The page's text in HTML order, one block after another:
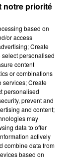
FERME
ville
de
notre priorité
based on
or access
Create
personalised
content
or combinations
services; Create
personalised
prevent and
and content;
may
data to offer
actively
combine data from
based on